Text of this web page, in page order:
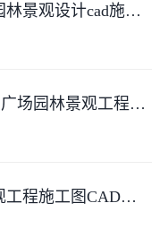
花架喷泉水池休闲广场园林景观设计cad施工图纸
[广东]大型商业街项目前广场园林景观工程量清单计价实例(含图纸)
居住区中心广场园林景观工程施工图CAD文件（景观深化版）